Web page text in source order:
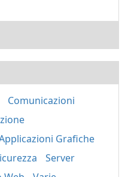
Comunicazioni
Grafiche
Server